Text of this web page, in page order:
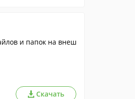
и папок на внеш
Скачать